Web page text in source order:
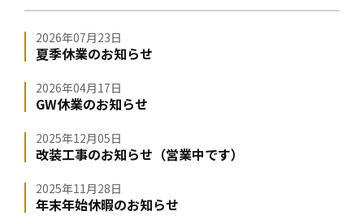
2026年07月23日
夏季休業のお知らせ
2026年04月17日
GW休業のお知らせ
2025年12月05日
改装工事のお知らせ（営業中です）
2025年11月28日
年末年始休暇のお知らせ